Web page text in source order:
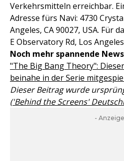
Verkehrsmitteln erreichbar.
Adresse fürs Navi: 4730
Angeles, CA 90027, USA. Für
E Observatory Rd, Los
Noch mehr spannende
"The Big Bang Theory":
beinahe in der Serie
Dieser Beitrag wurde
('Behind the Screens'
-